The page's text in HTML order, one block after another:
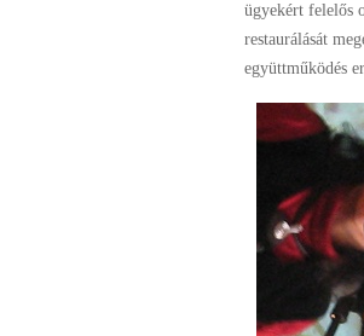
ügyekért felelős
restaurálását
együttműködés